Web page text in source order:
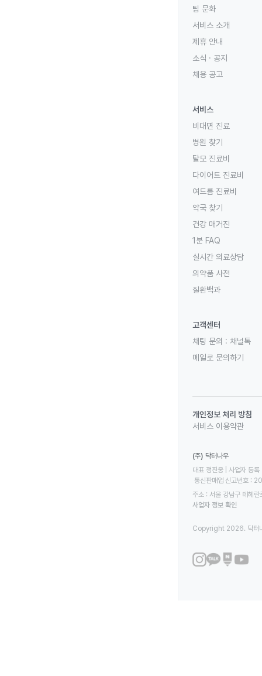
팀 문화
서비스 소개
제휴 안내
소식 · 공지
채용 공고
서비스
비대면 진료
병원 찾기
탈모 진료비
다이어트 진료비
여드름 진료비
약국 찾기
건강 매거진
1분 FAQ
실시간 의료상담
의약품 사전
질환백과
고객센터
채팅 문의 : 채널톡
메일로 문의하기
개인정보 처리 방침
서비스 이용약관
(주) 닥터나우
대표 정진웅 | 사업자
통신판매업 신고번호
주소 : 서울 강남구 테헤
사업자 정보 확인
Copyright 2026. 닥터